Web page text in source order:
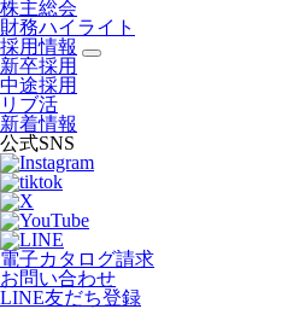
株主総会
財務ハイライト
採用情報
新卒採用
中途採用
リブ活
新着情報
公式SNS
電子カタログ請求
お問い合わせ
LINE友だち登録